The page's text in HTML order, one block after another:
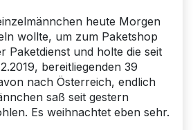
heute Morgen
wollte, um zum Paketshop
Paketdienst und holte die seit
bereitliegenden 39
nach Österreich, endlich
saß seit gestern
Es weihnachtet eben sehr.